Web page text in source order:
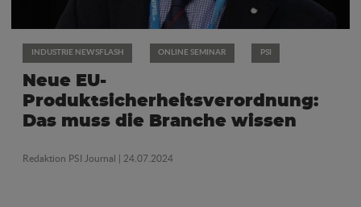
INDUSTRIE NEWSFLASH ONLINE SEMINAR PSI
Neue EU-
Produktsicherheitsverordnung:
Das muss die Branche wissen
Redaktion PSI Journal | 24.07.2024